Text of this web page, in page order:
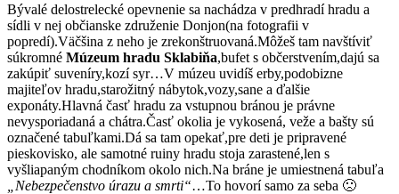
Bývalé delostrelecké opevnenie sa nachádza v predhradí hradu a
sídli v nej občianske združenie Donjon(na fotografii v
popredí).Väčšina z neho je zrekonštruovaná.Môžeš tam navštíviť
súkromné Múzeum hradu Sklabiňa,bufet s občerstvením,dajú sa
zakúpiť suveníry,kozí syr…V múzeu uvidíš erby,podobizne
majiteľov hradu,starožitný nábytok,vozy,sane a ďalšie
exponáty.Hlavná časť hradu za vstupnou bránou je právne
nevysporiadaná a chátra.Časť okolia je vykosená, veže a bašty sú
označené tabuľkami.Dá sa tam opekať,pre deti je pripravené
pieskovisko, ale samotné ruiny hradu stoja zarastené,len s
vyšliapaným chodníkom okolo nich.Na bráne je umiestnená tabuľa
„Nebezpečenstvo úrazu a smrti“…To hovorí samo za seba 🙁